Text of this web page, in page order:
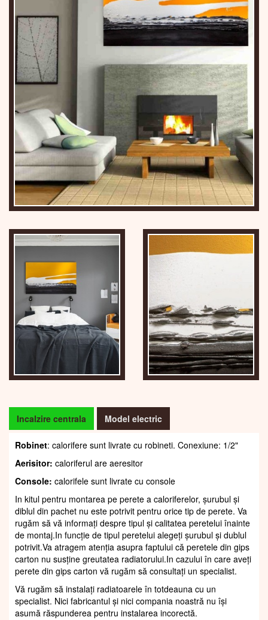
Incalzire centrala Model electric
Robinet: calorifere sunt livrate cu robineti. Conexiune: 1/2"
Aerisitor: caloriferul are aeresitor
Console: calorifele sunt livrate cu console
In kitul pentru montarea pe perete a caloriferelor, șurubul și
diblul din pachet nu este potrivit pentru orice tip de perete. Va
rugăm să vă informați despre tipul și calitatea peretelui înainte
de montaj.In funcție de tipul peretelui alegeți șurubul și dublul
potrivit.Va atragem atenția asupra faptului că peretele din gips
carton nu susține greutatea radiatorului.In cazului în care aveți
perete din gips carton vă rugăm să consultați un specialist.
Vă rugăm să instalați radiatoarele în totdeauna cu un
specialist. Nici fabricantul și nici compania noastră nu își
asumă răspunderea pentru instalarea incorectă.